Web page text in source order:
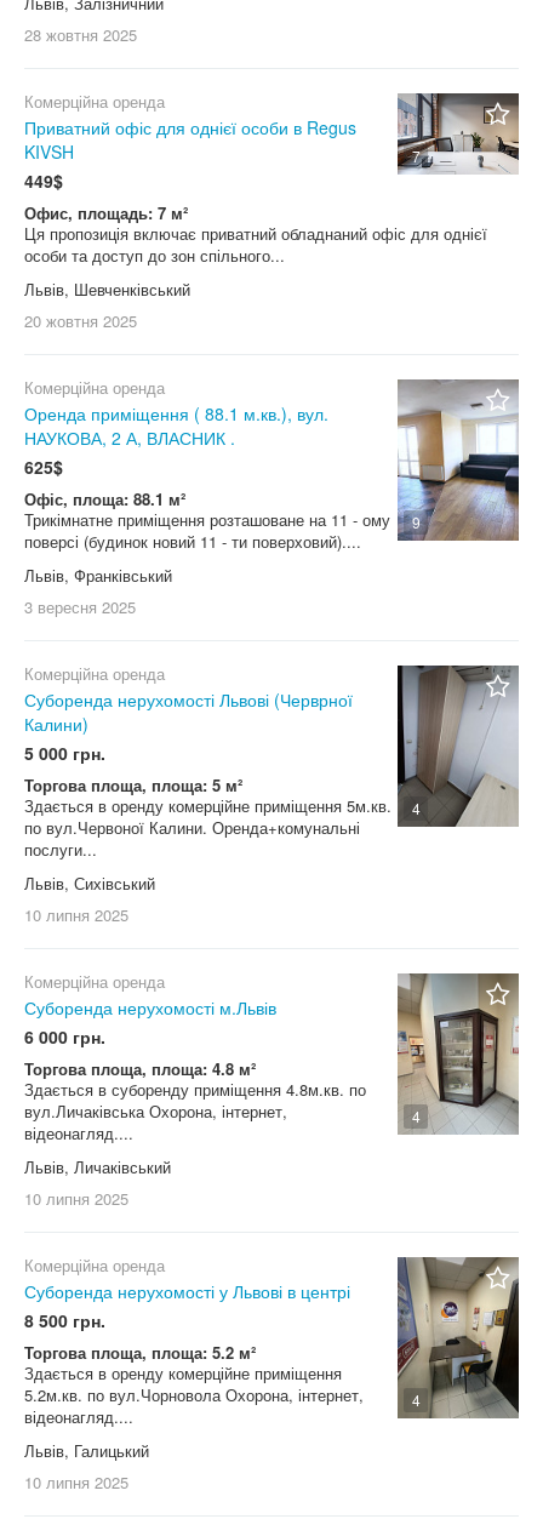
28 жовтня 2025
7
Комерційна оренда
Приватний офіс для однієї особи в Regus
KIVSH
449$
Офис, площадь: 7 м²
Ця пропозиція включає приватний обладнаний офіс для однієї
особи та доступ до зон спільного...
Львів, Шевченківський
20 жовтня 2025
9
Комерційна оренда
Оренда приміщення ( 88.1 м.кв.), вул.
НАУКОВА, 2 А, ВЛАСНИК .
625$
Офіс, площа: 88.1 м²
Трикімнатне приміщення розташоване на 11 - ому
поверсі (будинок новий 11 - ти поверховий)....
Львів, Франківський
3 вересня 2025
4
Комерційна оренда
Суборенда нерухомості Львові (Черврної
Калини)
5 000 грн.
Торгова площа, площа: 5 м²
Здається в оренду комерційне приміщення 5м.кв.
по вул.Червоної Калини. Оренда+комунальні
послуги...
Львів, Сихівський
10 липня 2025
4
Комерційна оренда
Суборенда нерухомості м.Львів
6 000 грн.
Торгова площа, площа: 4.8 м²
Здається в суборенду приміщення 4.8м.кв. по
вул.Личаківська Охорона, інтернет,
відеонагляд....
Львів, Личаківський
10 липня 2025
4
Комерційна оренда
Суборенда нерухомості у Львові в центрі
8 500 грн.
Торгова площа, площа: 5.2 м²
Здається в оренду комерційне приміщення
5.2м.кв. по вул.Чорновола Охорона, інтернет,
відеонагляд....
Львів, Галицький
10 липня 2025